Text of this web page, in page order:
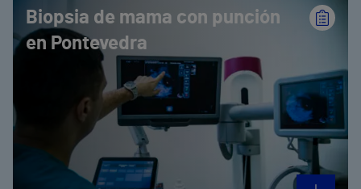
Biopsia de mama con punción
en Pontevedra